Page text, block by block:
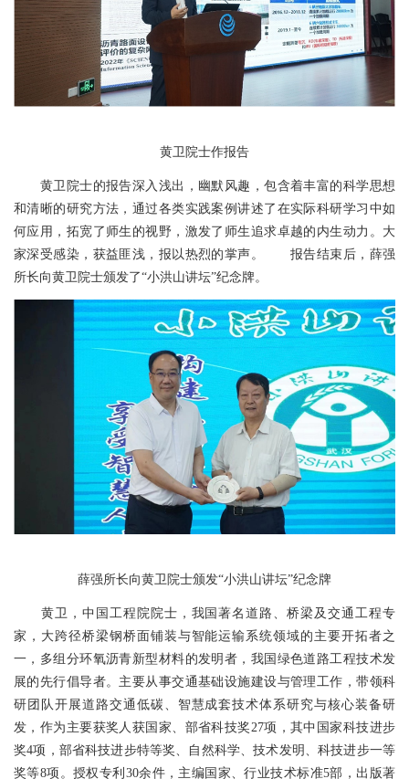
黄卫院士作报告
黄卫院士的报告深入浅出，幽默风趣，包含着丰富的科学思想
和清晰的研究方法，通过各类实践案例讲述了在实际科研学习中如
何应用，拓宽了师生的视野，激发了师生追求卓越的内生动力。大
家深受感染，获益匪浅，报以热烈的掌声。 报告结束后，薛强
所长向黄卫院士颁发了“小洪山讲坛”纪念牌。
薛强所长向黄卫院士颁发“小洪山讲坛”纪念牌
黄卫，中国工程院院士，我国著名道路、桥梁及交通工程专
家，大跨径桥梁钢桥面铺装与智能运输系统领域的主要开拓者之
一，多组分环氧沥青新型材料的发明者，我国绿色道路工程技术发
展的先行倡导者。主要从事交通基础设施建设与管理工作，带领科
研团队开展道路交通低碳、智慧成套技术体系研究与核心装备研
发，作为主要获奖人获国家、部省科技奖27项，其中国家科技进步
奖4项，部省科技进步特等奖、自然科学、技术发明、科技进步一等
奖等8项。授权专利30余件，主编国家、行业技术标准5部，出版著